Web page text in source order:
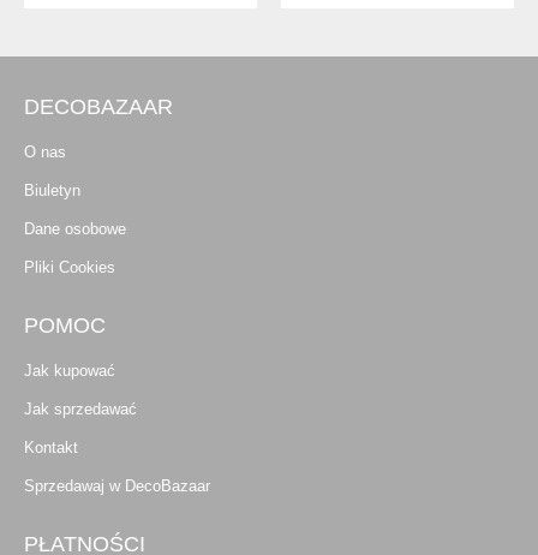
DECOBAZAAR
O nas
Biuletyn
Dane osobowe
Pliki Cookies
POMOC
Jak kupować
Jak sprzedawać
Kontakt
Sprzedawaj w DecoBazaar
PŁATNOŚCI